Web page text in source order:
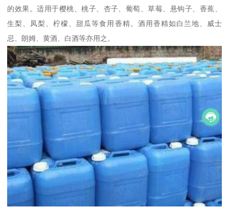
的效果。适用于樱桃、桃子、杏子、葡萄、草莓、悬钩子、香蕉、
生梨、凤梨、柠檬、甜瓜等食用香精。酒用香精如白兰地、威士
忌、朗姆、黄酒、白酒等亦用之。